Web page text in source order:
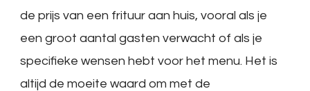
de prijs van een frituur aan huis, vooral als je
een groot aantal gasten verwacht of als je
specifieke wensen hebt voor het menu. Het is
altijd de moeite waard om met de